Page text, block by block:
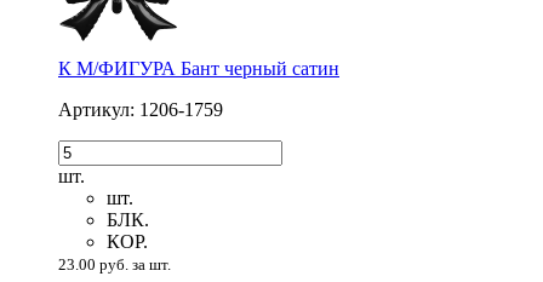
К М/ФИГУРА Бант черный сатин
Артикул: 1206-1759
шт.
шт.
БЛК.
КОР.
23.00 руб. за шт.